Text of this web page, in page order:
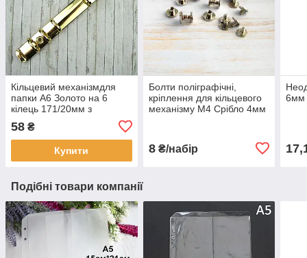
Кільцевий механізмдля
папки А6 Золото на 6
кілець 171/20мм з
58 ₴
Купити
Болти поліграфічні,
кріплення для кільцевого
механізму М4 Срібло 4мм
8₴/набір
6мм
Подібні товари компанії